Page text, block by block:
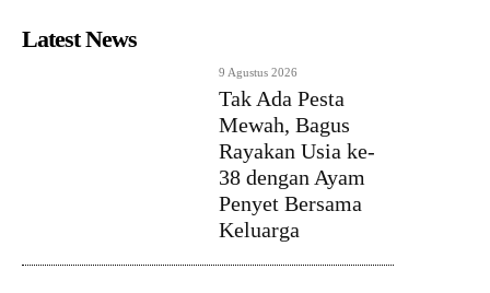
Latest News
9 Agustus 2026
Tak Ada Pesta
Mewah, Bagus
Rayakan Usia ke-
38 dengan Ayam
Penyet Bersama
Keluarga